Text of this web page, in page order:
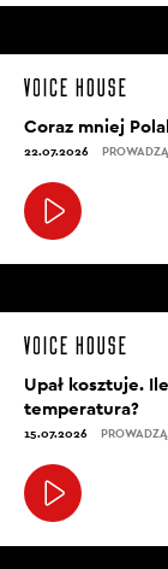
Coraz mniej
22.07.2026
Upał kosztuje.
temperatura?
15.07.2026